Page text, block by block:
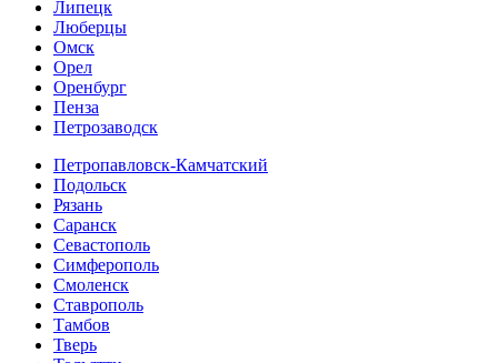
Липецк
Люберцы
Омск
Орел
Оренбург
Пенза
Петрозаводск
Петропавловск-Камчатский
Подольск
Рязань
Саранск
Севастополь
Симферополь
Смоленск
Ставрополь
Тамбов
Тверь